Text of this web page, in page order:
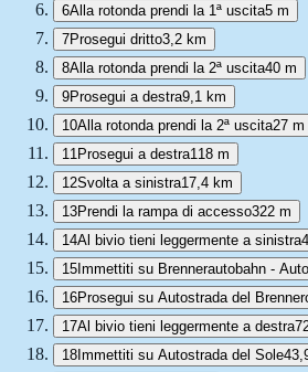
6Alla rotonda prendi la 1ª uscita5 m
7Prosegui dritto3,2 km
8Alla rotonda prendi la 2ª uscita40 m
9Prosegui a destra9,1 km
10Alla rotonda prendi la 2ª uscita27 m
11 Prosegui a destra118 m
12Svolta a sinistra17,4 km
13Prendi la rampa di accesso322 m
14Al bivio tieni leggermente a sinistra
15Immettiti su Brennerautobahn -
16Prosegui su Autostrada del
17Al bivio tieni leggermente a destra
18Immettiti su Autostrada del Sole